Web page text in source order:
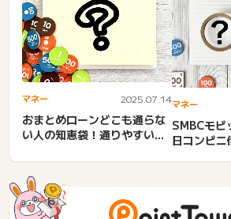
マネー 2025.07.14
おまとめローンどこも通らな
い人の知恵袋！通りやすいブ
マネー
SMBCモビ
日コンビニ